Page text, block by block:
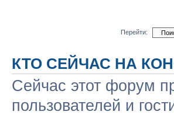
Перейти:
КТО СЕЙЧАС НА
Сейчас этот форум
пользователей и